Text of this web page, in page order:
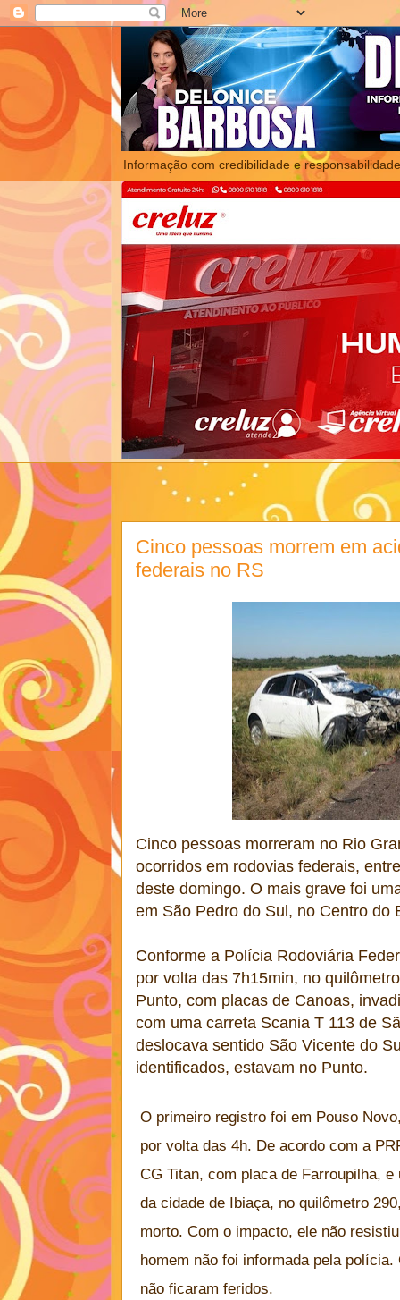
Informação com credibilidade e
Cinco pessoas morrem em
federais no RS
Cinco pessoas morreram no Rio
ocorridos em rodovias federais,
deste domingo. O mais grave foi
em São Pedro do Sul, no Centro do
Conforme a Polícia Rodoviária
por volta das 7h15min, no
Punto, com placas de Canoas,
com uma carreta Scania T 113 de
deslocava sentido São Vicente do
identificados, estavam no Punto.
O primeiro registro foi em Pouso
por volta das 4h. De acordo com a
CG Titan, com placa de Farroupilha,
da cidade de Ibiaça, no quilômetro
morto. Com o impacto, ele não
homem não foi informada pela
não ficaram feridos.